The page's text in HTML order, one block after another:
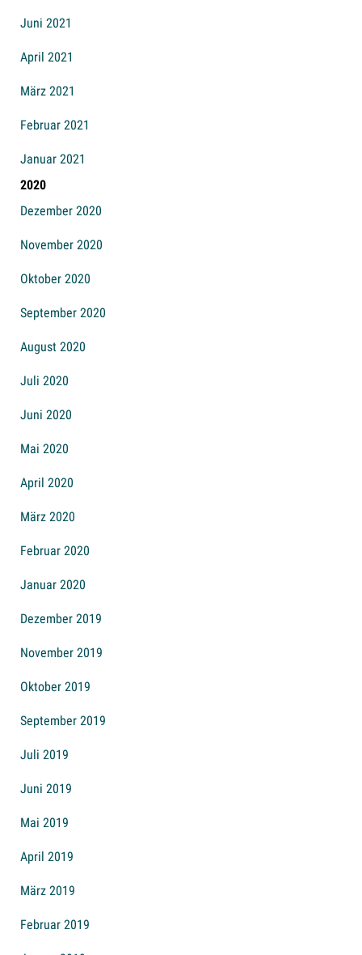
Juni 2021
April 2021
März 2021
Februar 2021
Januar 2021
2020
Dezember 2020
November 2020
Oktober 2020
September 2020
August 2020
Juli 2020
Juni 2020
Mai 2020
April 2020
März 2020
Februar 2020
Januar 2020
Dezember 2019
November 2019
Oktober 2019
September 2019
Juli 2019
Juni 2019
Mai 2019
April 2019
März 2019
Februar 2019